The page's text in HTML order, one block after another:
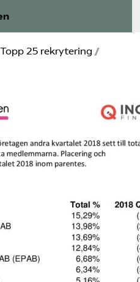
Topp 25 rekrytering /